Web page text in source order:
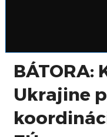
BÁTORA:
Ukrajine